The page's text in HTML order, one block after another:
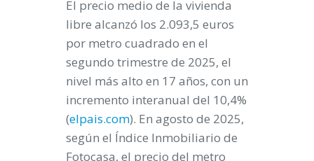
El precio medio de la vivienda
libre alcanzó los 2.093,5 euros
por metro cuadrado en el
segundo trimestre de 2025, el
nivel más alto en 17 años, con un
incremento interanual del 10,4%
(elpais.com). En agosto de 2025,
según el Índice Inmobiliario de
Fotocasa, el precio del metro